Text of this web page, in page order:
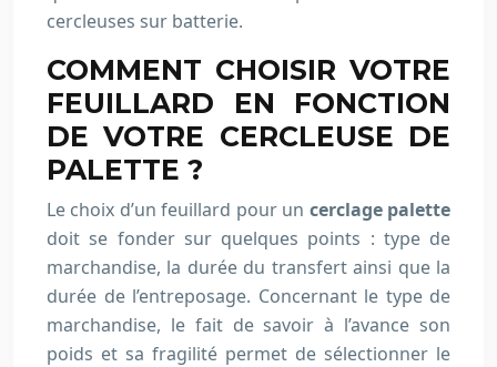
cercleuses sur batterie.
COMMENT CHOISIR VOTRE
FEUILLARD EN FONCTION
DE VOTRE CERCLEUSE DE
PALETTE ?
Le choix d’un feuillard pour un cerclage palette
doit se fonder sur quelques points : type de
marchandise, la durée du transfert ainsi que la
durée de l’entreposage. Concernant le type de
marchandise, le fait de savoir à l’avance son
poids et sa fragilité permet de sélectionner le